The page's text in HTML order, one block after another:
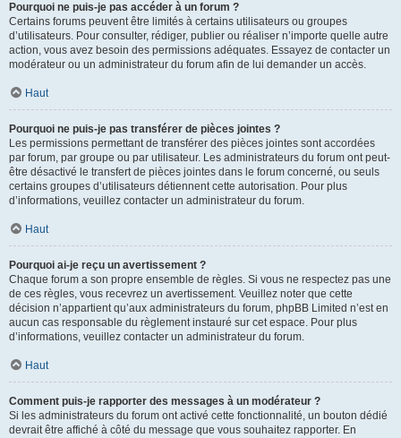
Pourquoi ne puis-je pas accéder à un forum ?
Certains forums peuvent être limités à certains utilisateurs ou groupes
d’utilisateurs. Pour consulter, rédiger, publier ou réaliser n’importe quelle autre
action, vous avez besoin des permissions adéquates. Essayez de contacter un
modérateur ou un administrateur du forum afin de lui demander un accès.
Haut
Pourquoi ne puis-je pas transférer de pièces jointes ?
Les permissions permettant de transférer des pièces jointes sont accordées
par forum, par groupe ou par utilisateur. Les administrateurs du forum ont peut-
être désactivé le transfert de pièces jointes dans le forum concerné, ou seuls
certains groupes d’utilisateurs détiennent cette autorisation. Pour plus
d’informations, veuillez contacter un administrateur du forum.
Haut
Pourquoi ai-je reçu un avertissement ?
Chaque forum a son propre ensemble de règles. Si vous ne respectez pas une
de ces règles, vous recevrez un avertissement. Veuillez noter que cette
décision n’appartient qu’aux administrateurs du forum, phpBB Limited n’est en
aucun cas responsable du règlement instauré sur cet espace. Pour plus
d’informations, veuillez contacter un administrateur du forum.
Haut
Comment puis-je rapporter des messages à un modérateur ?
Si les administrateurs du forum ont activé cette fonctionnalité, un bouton dédié
devrait être affiché à côté du message que vous souhaitez rapporter. En